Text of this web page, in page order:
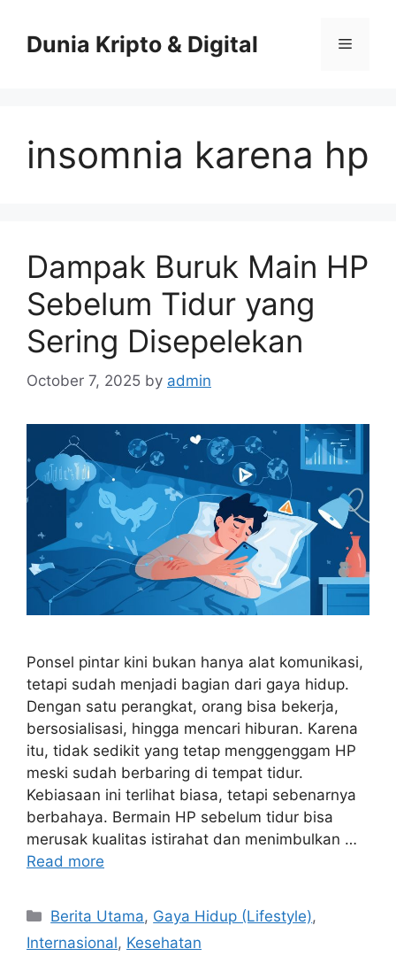
contentDunia Kripto & Digital Menu
insomnia karena hp
Dampak Buruk Main HP
Sebelum Tidur yang
Sering Disepelekan
October 7, 2025 by admin
Ponsel pintar kini bukan hanya alat komunikasi,
tetapi sudah menjadi bagian dari gaya hidup.
Dengan satu perangkat, orang bisa bekerja,
bersosialisasi, hingga mencari hiburan. Karena
itu, tidak sedikit yang tetap menggenggam HP
meski sudah berbaring di tempat tidur.
Kebiasaan ini terlihat biasa, tetapi sebenarnya
berbahaya. Bermain HP sebelum tidur bisa
merusak kualitas istirahat dan menimbulkan …
Read more
C
a
Berita Utama, Gaya Hidup (Lifestyle),
Internasional, Kesehatan